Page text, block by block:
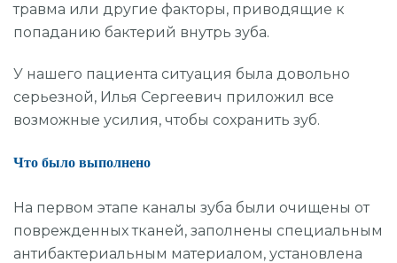
ХИРУРГИЧЕСКАЯ СТОМАТОЛОГИЯ
Составление плана операции по результатам КТ
3D-диагностика
травма или другие факторы, приводящие к
попаданию бактерий внутрь зуба.
У нашего пациента ситуация была довольно
серьезной, Илья Сергеевич приложил все
возможные усилия, чтобы сохранить зуб.
Что было выполнено
На первом этапе каналы зуба были очищены от
поврежденных тканей, заполнены специальным
антибактериальным материалом, установлена